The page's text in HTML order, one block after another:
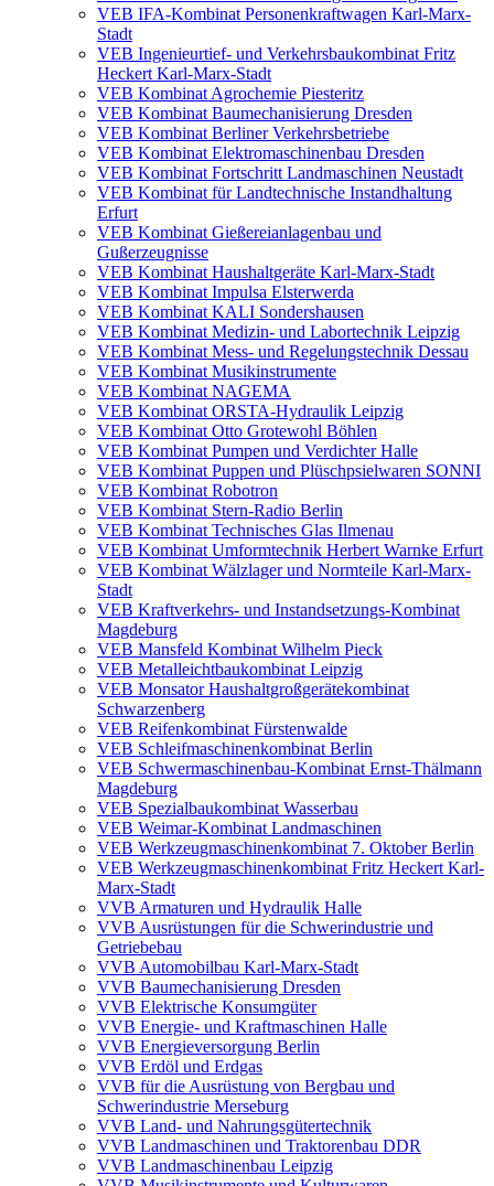
VEB IFA-Kombinat Personenkraftwagen Karl-Marx-
Stadt
VEB Ingenieurtief- und Verkehrsbaukombinat Fritz
Heckert Karl-Marx-Stadt
VEB Kombinat Agrochemie Piesteritz
VEB Kombinat Baumechanisierung Dresden
VEB Kombinat Berliner Verkehrsbetriebe
VEB Kombinat Elektromaschinenbau Dresden
VEB Kombinat Fortschritt Landmaschinen Neustadt
VEB Kombinat für Landtechnische Instandhaltung
Erfurt
VEB Kombinat Gießereianlagenbau und
Gußerzeugnisse
VEB Kombinat Haushaltgeräte Karl-Marx-Stadt
VEB Kombinat Impulsa Elsterwerda
VEB Kombinat KALI Sondershausen
VEB Kombinat Medizin- und Labortechnik Leipzig
VEB Kombinat Mess- und Regelungstechnik Dessau
VEB Kombinat Musikinstrumente
VEB Kombinat NAGEMA
VEB Kombinat ORSTA-Hydraulik Leipzig
VEB Kombinat Otto Grotewohl Böhlen
VEB Kombinat Pumpen und Verdichter Halle
VEB Kombinat Puppen und Plüschpsielwaren SONNI
VEB Kombinat Robotron
VEB Kombinat Stern-Radio Berlin
VEB Kombinat Technisches Glas Ilmenau
VEB Kombinat Umformtechnik Herbert Warnke Erfurt
VEB Kombinat Wälzlager und Normteile Karl-Marx-
Stadt
VEB Kraftverkehrs- und Instandsetzungs-Kombinat
Magdeburg
VEB Mansfeld Kombinat Wilhelm Pieck
VEB Metalleichtbaukombinat Leipzig
VEB Monsator Haushaltgroßgerätekombinat
Schwarzenberg
VEB Reifenkombinat Fürstenwalde
VEB Schleifmaschinenkombinat Berlin
VEB Schwermaschinenbau-Kombinat Ernst-Thälmann
Magdeburg
VEB Spezialbaukombinat Wasserbau
VEB Weimar-Kombinat Landmaschinen
VEB Werkzeugmaschinenkombinat 7. Oktober Berlin
VEB Werkzeugmaschinenkombinat Fritz Heckert Karl-
Marx-Stadt
VVB Armaturen und Hydraulik Halle
VVB Ausrüstungen für die Schwerindustrie und
Getriebebau
VVB Automobilbau Karl-Marx-Stadt
VVB Baumechanisierung Dresden
VVB Elektrische Konsumgüter
VVB Energie- und Kraftmaschinen Halle
VVB Energieversorgung Berlin
VVB Erdöl und Erdgas
VVB für die Ausrüstung von Bergbau und
Schwerindustrie Merseburg
VVB Land- und Nahrungsgütertechnik
VVB Landmaschinen und Traktorenbau DDR
VVB Landmaschinenbau Leipzig